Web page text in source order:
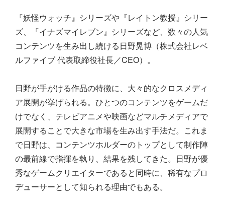
『妖怪ウォッチ』シリーズや『レイトン教授』シリー
ズ、『イナズマイレブン』シリーズなど、数々の人気
コンテンツを生み出し続ける日野晃博（株式会社レベ
ルファイブ 代表取締役社長／CEO）。
日野が手がける作品の特徴に、大々的なクロスメディ
ア展開が挙げられる。ひとつのコンテンツをゲームだ
けでなく、テレビアニメや映画などマルチメディアで
展開することで大きな市場を生み出す手法だ。これま
で日野は、コンテンツホルダーのトップとして制作陣
の最前線で指揮を執り、結果を残してきた。日野が優
秀なゲームクリエイターであると同時に、稀有なプロ
デューサーとして知られる理由でもある。